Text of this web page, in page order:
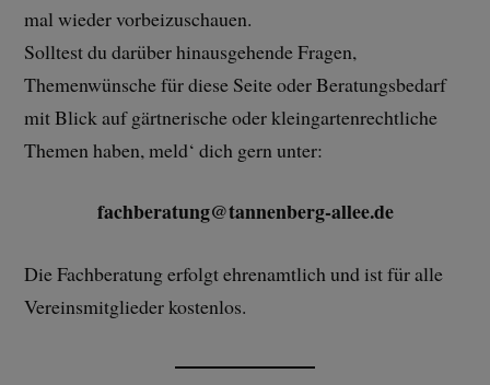
mal wieder vorbeizuschauen.
Solltest du darüber hinausgehende Fragen,
Themenwünsche für diese Seite oder Beratungsbedarf
mit Blick auf gärtnerische oder kleingartenrechtliche
Themen haben, meld‘ dich gern unter:
fachberatung@tannenberg-allee.de
Die Fachberatung erfolgt ehrenamtlich und ist für alle
Vereinsmitglieder kostenlos.